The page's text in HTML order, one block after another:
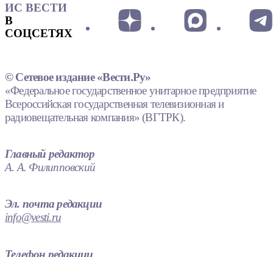
ИС ВЕСТИ
В
СОЦСЕТЯХ
© Сетевое издание «Вести.Ру»
«Федеральное государственное унитарное предприятие
Всероссийская государственная телевизионная и
радиовещательная компания» (ВГТРК).
Главный редактор
А. А. Филипповский
Эл. почта редакции
info@vesti.ru
Телефон редакции